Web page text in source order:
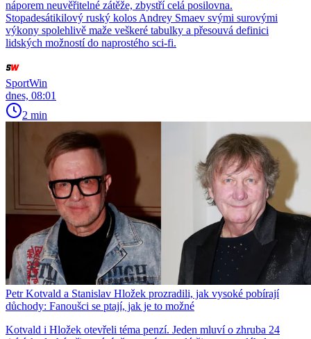
náporem neuvěřitelné zátěže, zbystří celá posilovna.
Stopadesátikilový ruský kolos Andrey Smaev svými surovými
výkony spolehlivě maže veškeré tabulky a přesouvá definici
lidských možností do naprostého sci-fi.
SportWin
dnes, 08:01
2 min
Petr Kotvald a Stanislav Hložek prozradili, jak vysoké pobírají
důchody: Fanoušci se ptají, jak je to možné
Kotvald i Hložek otevřeli téma penzí. Jeden mluví o zhruba 24